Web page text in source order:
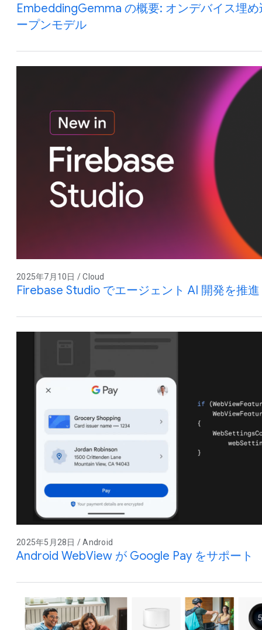
EmbeddingGemma の概要: オンデバイス埋
ープンモデル
2025年7月10日 / Cloud
Firebase Studio でエージェント AI 開発を推進
2025年5月28日 / Android
Android WebView が Google Pay をサポート